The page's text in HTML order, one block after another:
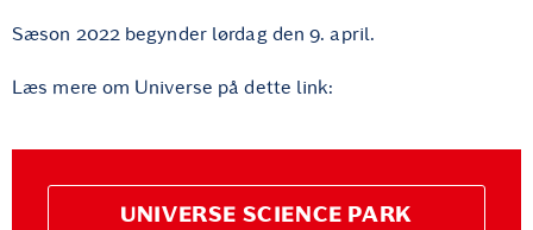
Sæson 2022 begynder lørdag den 9. april.
Læs mere om Universe på dette link:
UNIVERSE SCIENCE PARK